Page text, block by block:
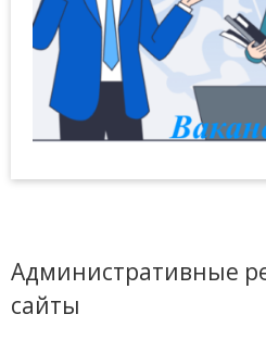
Административные
сайты